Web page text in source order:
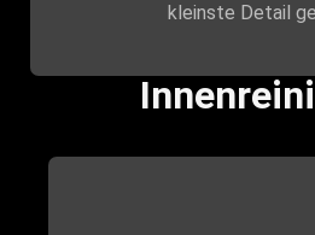
kleinste Detail